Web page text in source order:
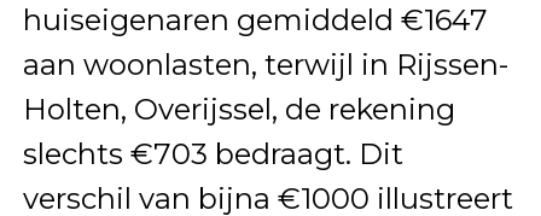
huiseigenaren gemiddeld €1647
aan woonlasten, terwijl in Rijssen-
Holten, Overijssel, de rekening
slechts €703 bedraagt. Dit
verschil van bijna €1000 illustreert